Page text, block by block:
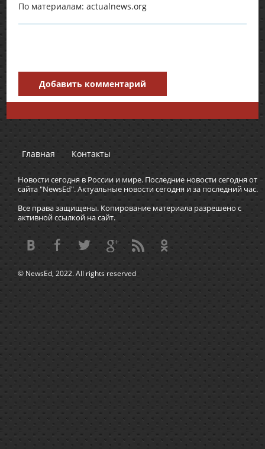
По материалам: actualnews.org
Добавить комментарий
Главная Контакты
Новости сегодня в России и мире. Последние новости сегодня от
сайта "NewsEd". Актуальные новости сегодня и за последний час.
Все права защищены. Копирование материала разрешено с
активной ссылкой на сайт.
© NewsEd, 2022. All rights reserved